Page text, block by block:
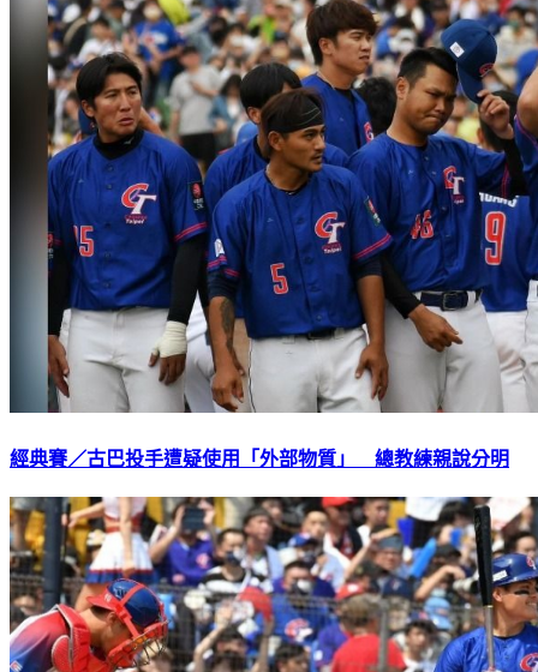
經典賽／古巴投手遭疑使用「外部物質」 總教練親說分明